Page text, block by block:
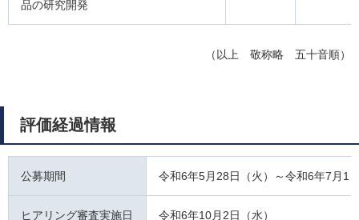
品の研究開発
（以上 敬称略 五十音順）
評価経過情報
公募期間 令和6年5月28日（火）～令和6年7月1
ヒアリング審査実施日 令和6年10月2日（水）